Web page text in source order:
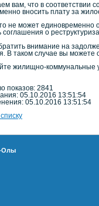
вам, что в соответствии
вносить плату за
не может единовременно
соглашения о
внимание на
В таком случае вы можете
жилищно-коммунальные
показов: 2841
05.10.2016 13:51:54
05.10.2016 13:51:54
Олы